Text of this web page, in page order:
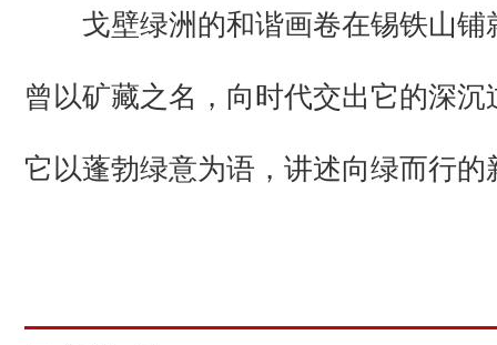
戈壁绿洲的和谐画卷在锡铁山铺
曾以矿藏之名，向时代交出它的深沉
它以蓬勃绿意为语，讲述向绿而行的